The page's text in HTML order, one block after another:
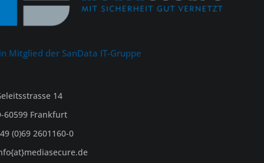
Mitglied der SanData IT-Gruppe
14
60599 Frankfurt
(0)69 2601160-0